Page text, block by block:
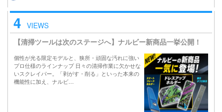
4 VIEWS
【清掃ツールは次のステージへ】ナルビー新商品一挙公開！
個性が光る限定モデルと、狭所・頑固な汚れに強い
プロ仕様のラインナップ 日々の清掃作業に欠かせな
いスクレイパー。「剥がす・削る」といった本来の
機能性に加え、ナルビ…